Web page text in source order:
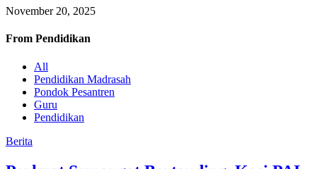
November 20, 2025
From Pendidikan
All
Pendidikan Madrasah
Pondok Pesantren
Guru
Pendidikan
Berita